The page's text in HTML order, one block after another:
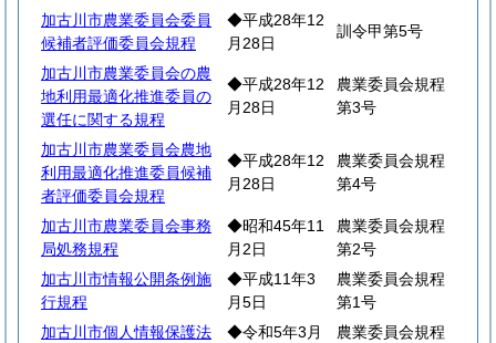
加古川市農業委員会委員
候補者評価委員会規程
◆平成28年12
月28日
訓令甲第5号
加古川市農業委員会の農
地利用最適化推進委員の
選任に関する規程
◆平成28年12
月28日
農業委員会規程
第3号
加古川市農業委員会農地
利用最適化推進委員候補
者評価委員会規程
◆平成28年12
月28日
農業委員会規程
第4号
加古川市農業委員会事務
局処務規程
◆昭和45年11
月2日
農業委員会規程
第2号
加古川市情報公開条例施
行規程
◆平成11年3
月5日
農業委員会規程
第1号
加古川市個人情報保護法
◆令和5年3月
農業委員会規程